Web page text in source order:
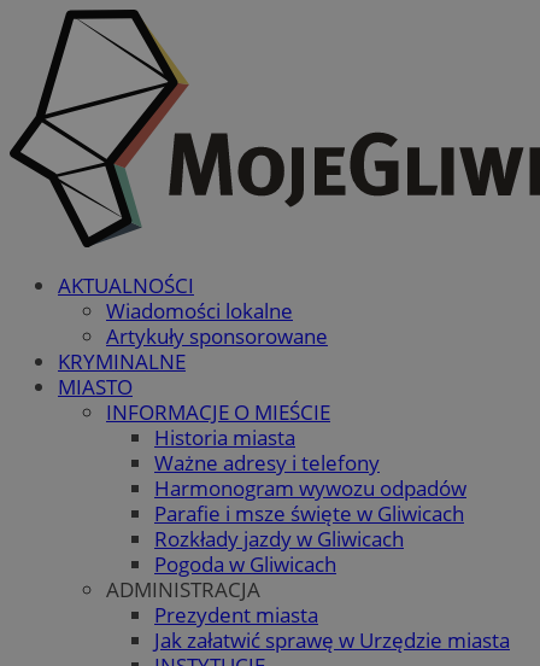
AKTUALNOŚCI
Wiadomości lokalne
Artykuły sponsorowane
KRYMINALNE
MIASTO
INFORMACJE O MIEŚCIE
Historia miasta
Ważne adresy i telefony
Harmonogram wywozu odpadów
Parafie i msze święte w Gliwicach
Rozkłady jazdy w Gliwicach
Pogoda w Gliwicach
ADMINISTRACJA
Prezydent miasta
Jak załatwić sprawę w Urzędzie miasta